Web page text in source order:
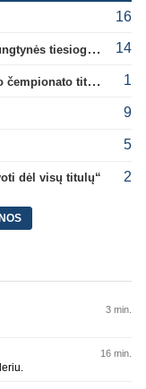
16
Konferencijų lyga: „Žalgiris“ – „Hajduk“ (rungtynės tiesiogiai) 14
B. Mendy: „Darau ką noriu su savo pasaulio čempionato titulu“ 1
9
5
dėl visų titulų“ 2
3 min.
16 min.